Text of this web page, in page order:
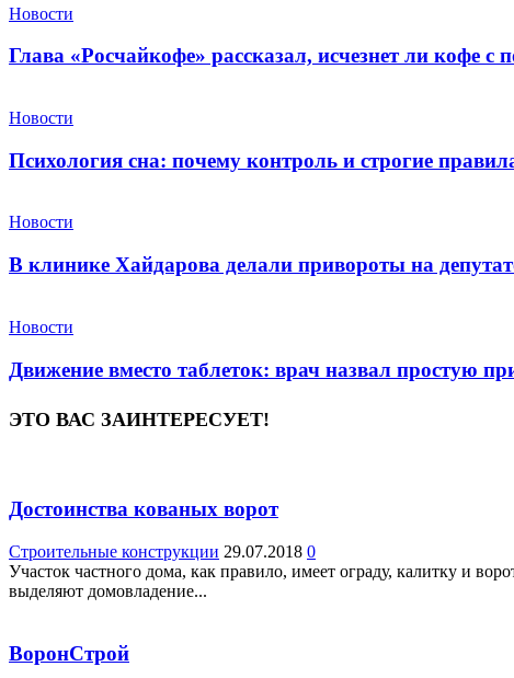
Новости
Глава «Росчайкофе» рассказал, исчезнет ли кофе с
Новости
Психология сна: почему контроль и строгие
Новости
В клинике Хайдарова делали привороты на
Новости
Движение вместо таблеток: врач назвал простую
ЭТО ВАС ЗАИНТЕРЕСУЕТ!
Достоинства кованых ворот
Строительные конструкции 29.07.2018 0
Участок частного дома, как правило, имеет ограду, калитку и
выделяют домовладение...
ВоронСтрой